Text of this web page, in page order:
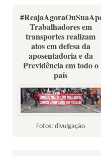
Trabalhadores em
transportes realizam
atos em defesa da
aposentadoria e da
Previdência em todo o
país
Fotos: divulgação